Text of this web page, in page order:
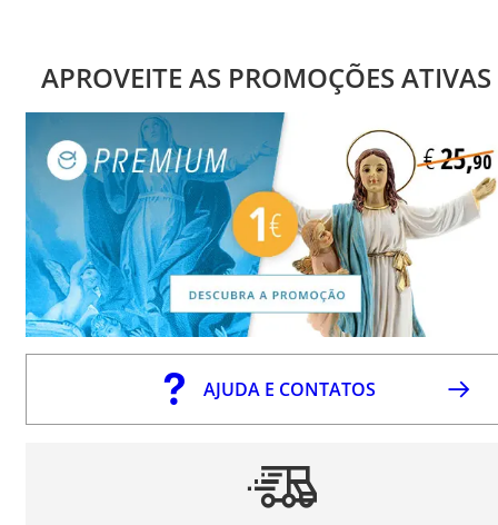
APROVEITE AS PROMOÇÕES ATIVAS
AJUDA E CONTATOS